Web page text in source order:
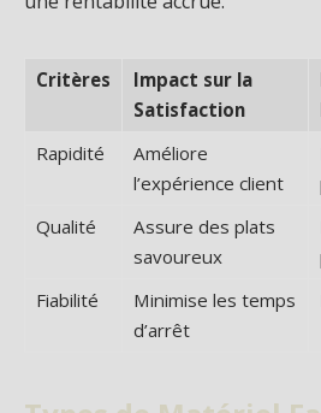
Critères
Impact sur la
Satisfaction
Rapidité
Améliore
l’expérience client
Qualité
Assure des plats
savoureux
Fiabilité
Minimise les temps
d’arrêt